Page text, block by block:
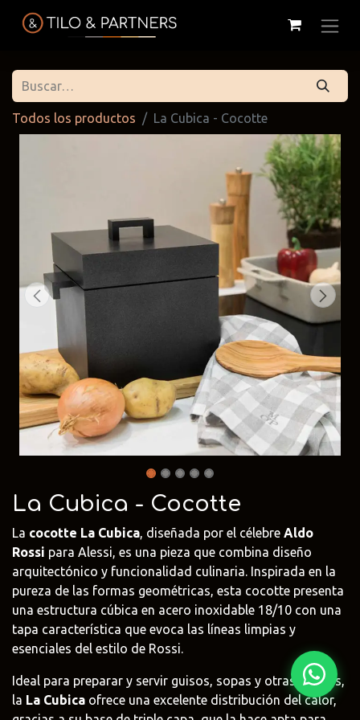
Todos los productos La Cubica - Cocotte
La Cubica - Cocotte
La cocotte La Cubica, diseñada por el célebre Aldo
Rossi para Alessi, es una pieza que combina diseño
arquitectónico y funcionalidad culinaria. Inspirada en la
pureza de las formas geométricas, esta cocotte presenta
una estructura cúbica en acero inoxidable 18/10 con una
tapa característica que evoca las líneas limpias y
esenciales del estilo de Rossi.
Ideal para preparar y servir guisos, sopas y otras recetas,
la La Cubica ofrece una excelente distribución del calor,
Tilo & Partners
@tiloandpartners
Italia
@cattelan.uy
Edoné
@edone.it
Duravit
@tilobath
Fima Carlo
Frattini
@fima.uruguay
Adriani e
Rossi
@adrianierossi
Rubio
Monocoat
@piancauy